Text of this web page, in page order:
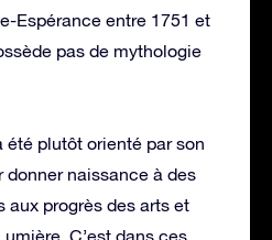
Espérance entre 1751 et
pas de mythologie
été plutôt orienté par son
naissance à des
progrès des arts et
C’est dans ces